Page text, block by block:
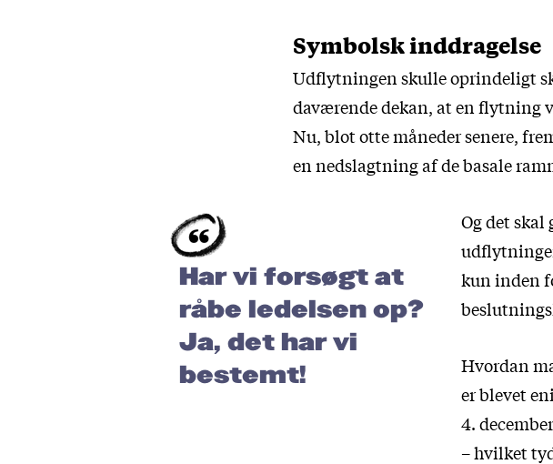
Symbolsk inddragelse
Udflytningen skulle oprindeligt
daværende dekan, at en flytning
Nu, blot otte måneder senere,
en nedslagtning af de basale
Har vi forsøgt at
råbe ledelsen op?
Ja, det har vi
bestemt!
Og det
kun inden
Hvordan
er blevet
4.
– hvilket